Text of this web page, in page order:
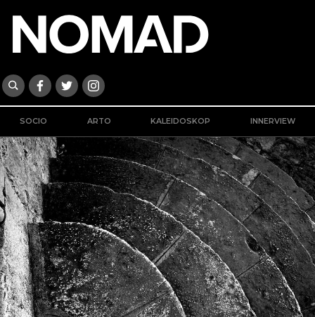
SOCIO ARTO KALEIDOSKOP INNERVIEW